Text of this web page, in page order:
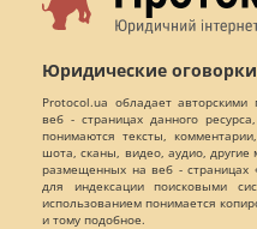
Юридические оговорки
Protocol.ua обладает
веб - страницах данного
понимаются тексты,
шота, сканы, видео, аудио,
размещенных на веб - страницах
для индексации поисковыми
использованием понимается
и тому подобное.